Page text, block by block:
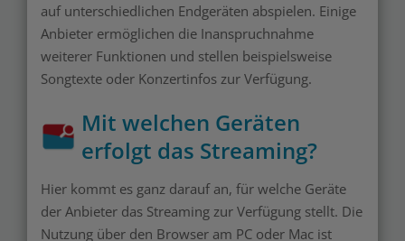
auf unterschiedlichen Endgeräten abspielen. Einige
Anbieter ermöglichen die Inanspruchnahme
weiterer Funktionen und stellen beispielsweise
Songtexte oder Konzertinfos zur Verfügung.
Mit welchen Geräten
erfolgt das Streaming?
Hier kommt es ganz darauf an, für welche Geräte
der Anbieter das Streaming zur Verfügung stellt. Die
Nutzung über den Browser am PC oder Mac ist